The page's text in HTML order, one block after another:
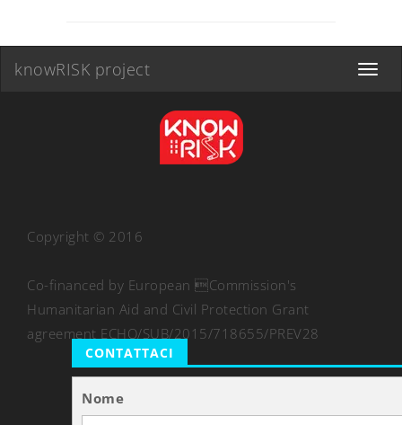
knowRISK project
Toggle
Copyright © 2016
Co-financed by European Commission's
Humanitarian Aid and Civil Protection Grant
agreement ECHO/SUB/2015/718655/PREV28
CONTATTACI
Nome